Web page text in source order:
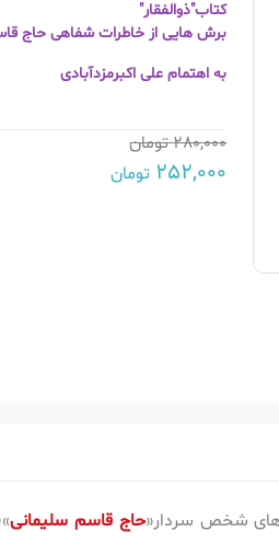
کتاب"ذوالفقار"
برش هایی از خاطرات شفاهی حاج
به اهتمام علی اکبرمزدآبادی
280,000تومان
252,000 تومان
های شخص سردار«حاج قاسم سلیمانی